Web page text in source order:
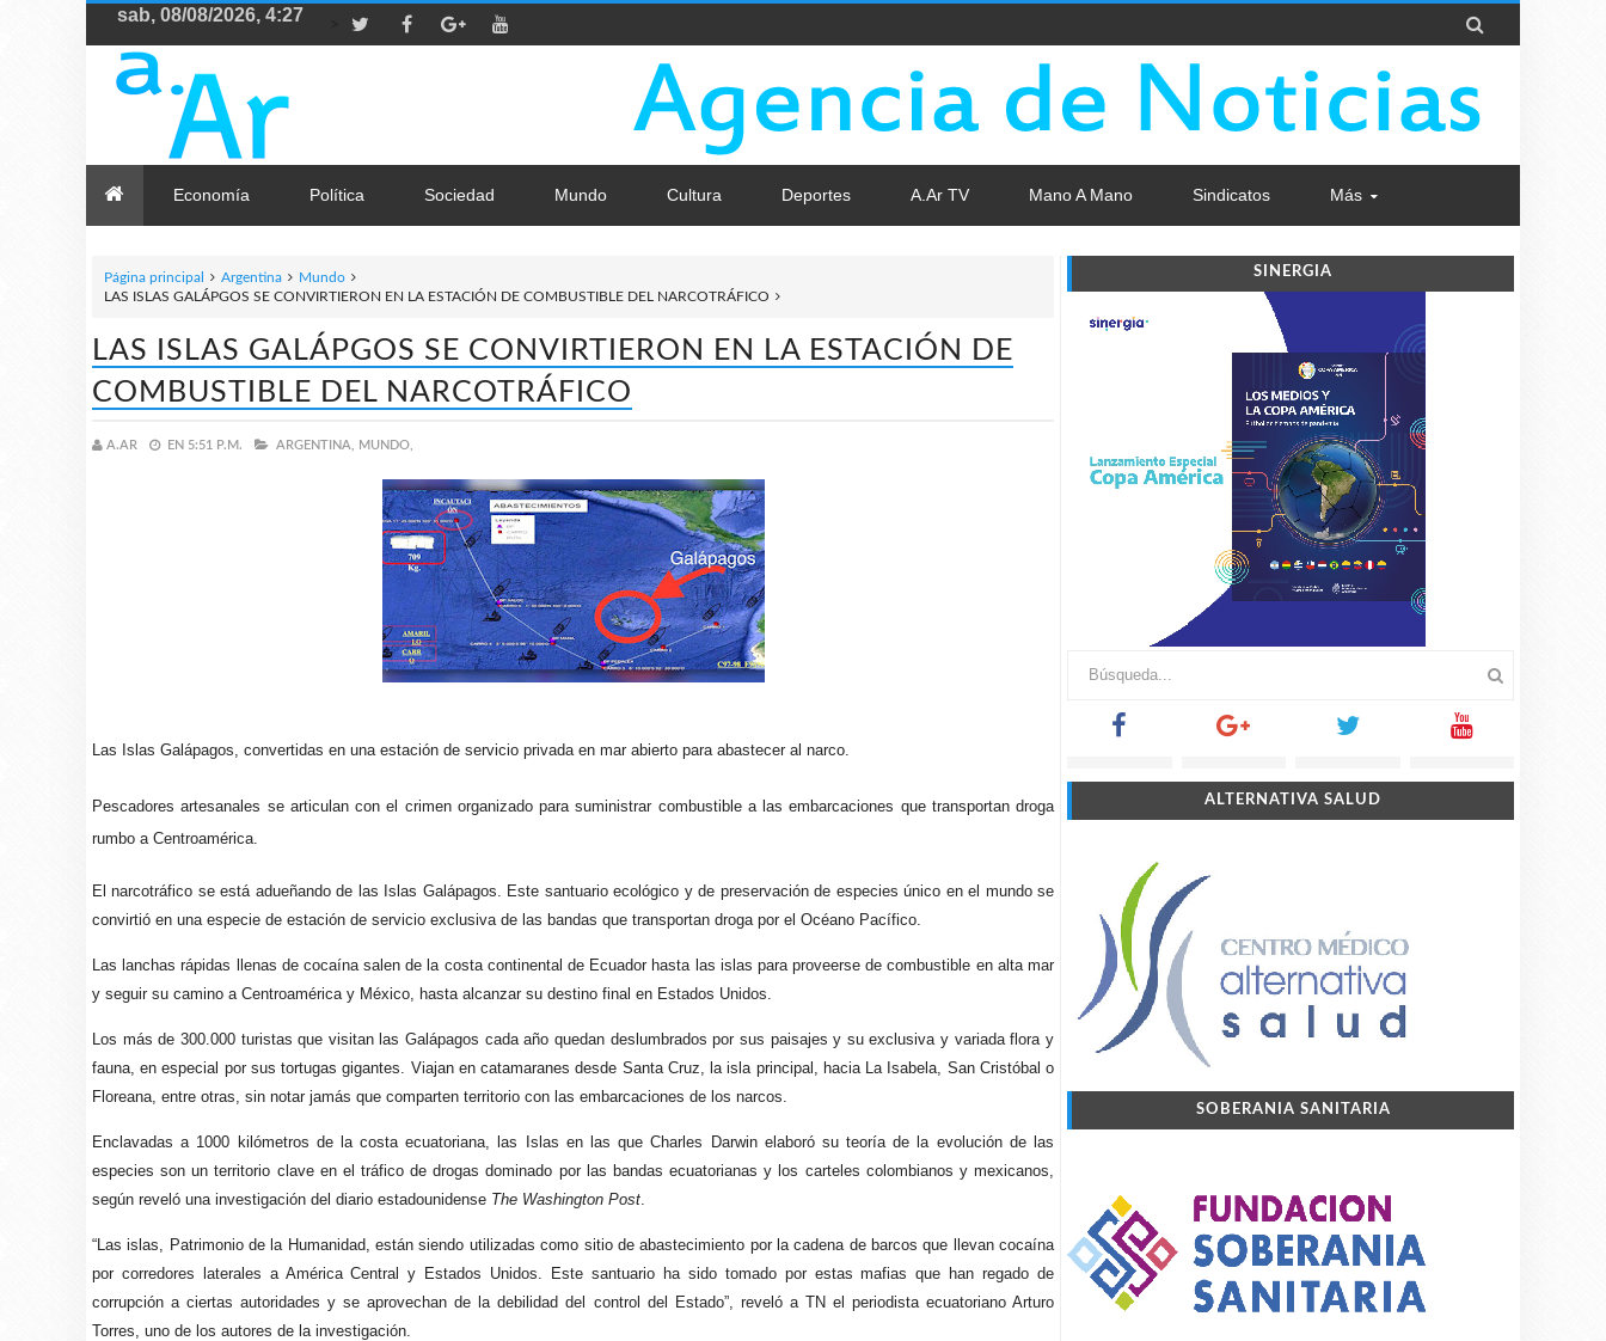

Economía Política Sociedad Mundo Cultura Deportes A.Ar TV Mano A Mano Sindicatos Más
Página principal Argentina
Mundo
LAS ISLAS GALÁPGOS SE CONVIRTIERON EN LA ESTACIÓN DE COMBUSTIBLE DEL NARCOTRÁFICO
LAS ISLAS GALÁPGOS SE CONVIRTIERON EN LA ESTACIÓN DE
COMBUSTIBLE DEL NARCOTRÁFICO
A.AR EN 5:51 P.M. ARGENTINA, MUNDO,
Las Islas Galápagos, convertidas en una estación de servicio privada en mar abierto para abastecer al narco.
Pescadores artesanales se articulan con el crimen organizado para suministrar combustible a las embarcaciones que transportan droga
rumbo a Centroamérica.
El narcotráfico se está adueñando de las Islas Galápagos. Este santuario ecológico y de preservación de especies único en el mundo se
convirtió en una especie de estación de servicio exclusiva de las bandas que transportan droga por el Océano Pacífico.
Las lanchas rápidas llenas de cocaína salen de la costa continental de Ecuador hasta las islas para proveerse de combustible en alta mar
y seguir su camino a Centroamérica y México, hasta alcanzar su destino final en Estados Unidos.
Los más de 300.000 turistas que visitan las Galápagos cada año quedan deslumbrados por sus paisajes y su exclusiva y variada flora y
fauna, en especial por sus tortugas gigantes. Viajan en catamaranes desde Santa Cruz, la isla principal, hacia La Isabela, San Cristóbal o
Floreana, entre otras, sin notar jamás que comparten territorio con las embarcaciones de los narcos.
Enclavadas a 1000 kilómetros de la costa ecuatoriana, las Islas en las que Charles Darwin elaboró su teoría de la evolución de las
especies son un territorio clave en el tráfico de drogas dominado por las bandas ecuatorianas y los carteles colombianos y mexicanos,
según reveló una investigación del diario estadounidense The Washington Post.
“Las islas, Patrimonio de la Humanidad, están siendo utilizadas como sitio de abastecimiento por la cadena de barcos que llevan cocaína
por corredores laterales a América Central y Estados Unidos. Este santuario ha sido tomado por estas mafias que han regado de
corrupción a ciertas autoridades y se aprovechan de la debilidad del control del Estado”, reveló a TN el periodista ecuatoriano Arturo
Torres, uno de los autores de la investigación.
SINERGIA
ALTERNATIVA SALUD
SOBERANIA SANITARIA